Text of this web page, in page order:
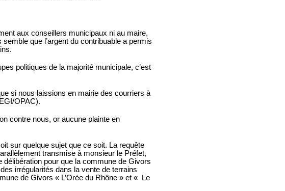
aux conseillers municipaux ni au maire,
que l’argent du contribuable a permis
politiques de la majorité municipale, c’est
si nous laissions en mairie des courriers à
OPAC).
contre nous, or aucune plainte en
sur quelque sujet que ce soit. La requête
transmise à monsieur le Préfet,
délibération pour que la commune de Givors
irrégularités dans la vente de terrains
de Givors « L’Orée du Rhône » et « Le